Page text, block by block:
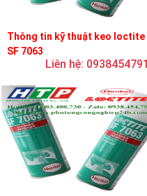
Thông tin kỹ thuật keo loctite
SF 7063
Liên hệ: 0938454791